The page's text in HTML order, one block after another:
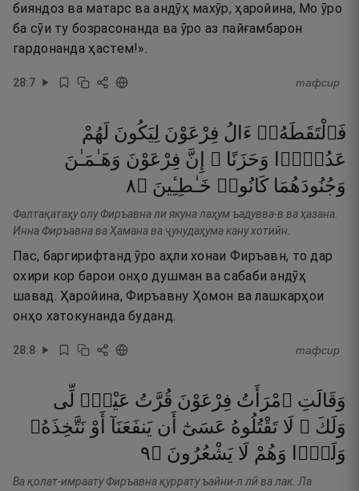
бияндоз ва матарс ва андӯҳ махӯр, ҳаройина, Мо ӯро
ба сӯи ту бозрасонанда ва ӯро аз пайғамбарон
гардонанда ҳастем!».
28:7 тафсир
فَٱلْتَقَطَهُۥٓ ءَالُ فِرْعَوْنَ لِيَكُونَ لَهُمْ
عَدُوًّۭا
وَحَزَنًا ۗ إِنَّ فِرْعَوْنَ وَهَـٰمَـٰنَ
وَجُنُودَهُمَا كَانُوا۟ خَـٰطِـِٔينَ ۝٨
Фалтақатаҳу олу Фиръавна ли якуна лаҳум ъадувва-в ва ҳазана.
Инна Фиръавна ва Ҳамана ва ҷунудаҳума кану хотиӣн.
Пас, баргирифтанд ӯро аҳли хонаи Фиръавн, то дар
охири кор барои онҳо душман ва сабаби андӯҳ
шавад. Ҳаройина, Фиръавну Ҳомон ва лашкарҳои
онҳо хатокунанда буданд.
28:8 тафсир
وَقَالَتِ ٱمْرَأَتُ فِرْعَوْنَ قُرَّتُ عَيْنٍۢ لِّى
وَلَكَ ۖ لَا تَقْتُلُوهُ عَسَىٰٓ أَن يَنفَعَنَآ أَوْ نَتَّخِذَهُۥ
وَلَدًۭا
وَهُمْ لَا يَشْعُرُونَ ۝٩
Ва қолат-имраату Фиръавна қуррату ъайни-л лӣ ва лак. Ла